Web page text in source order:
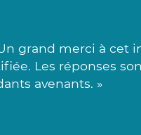
grand merci à cet
Les réponses
avenants. »